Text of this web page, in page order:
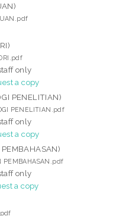
only
a copy
PENELITIAN)
PENELITIAN.pdf
only
a copy
PEMBAHASAN.pdf
only
a copy